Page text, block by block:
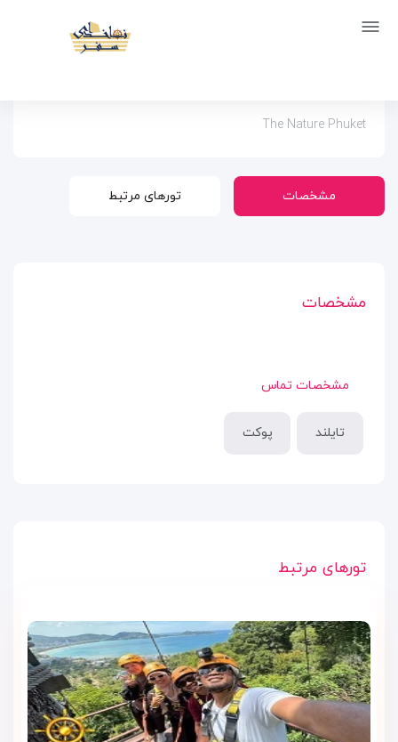
صفحه اصلی هتل نیچر پوکت
The Nature Phuket
مشخصات تورهای مرتبط
مشخصات
مشخصات تماس
تایلند پوکت
تورهای مرتبط